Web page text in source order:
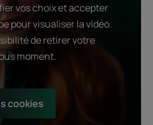
vos choix et accepter
pour visualiser la vidéo.
de retirer votre
moment.
cookies